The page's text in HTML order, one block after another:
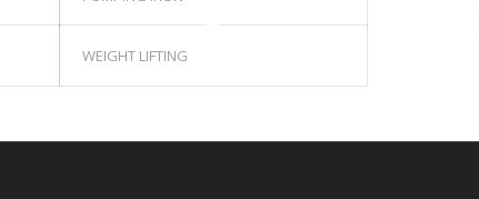
WEIGHT LIFTING